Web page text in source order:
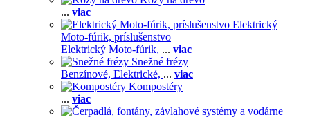
... viac
Elektrický
Moto-fúrik, príslušenstvo
Elektrický Moto-fúrik, ... viac
Snežné frézy
Benzínové, Elektrické, ... viac
Kompostéry
... viac